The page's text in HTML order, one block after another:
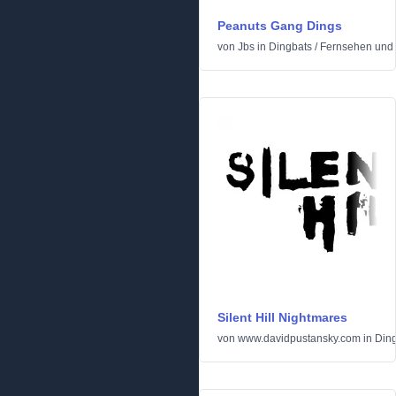
Peanuts Gang Dings
von Jbs in Dingbats / Fernsehen und
Silent Hill Nightmares
von www.davidpustansky.com in